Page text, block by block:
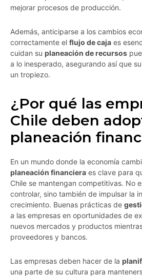
mejorar procesos de producción.
Además, anticiparse a los cambios
correctamente el flujo de caja es
cuidan su planeación de recursos
a lo inesperado, asegurando así que
un tropiezo.
¿Por qué las
Chile deben
planeación
En un mundo donde la economía
planeación financiera es clave para
Chile se mantengan competitivas. No
controlar, sino también de impulsar la
crecimiento. Buenas prácticas de
a las empresas en oportunidades de
nuevos mercados y productos
proveedores y bancos.
Las empresas deben hacer de la
una parte de su cultura para